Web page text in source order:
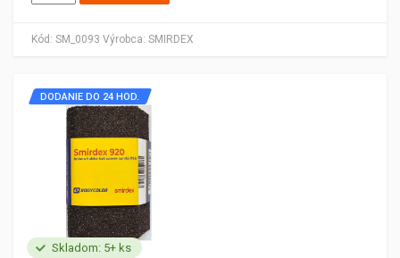
Kód: SM_0093 Výrobca: SMIRDEX
Skladom: 5+ ks
DODANIE DO 24 HOD.